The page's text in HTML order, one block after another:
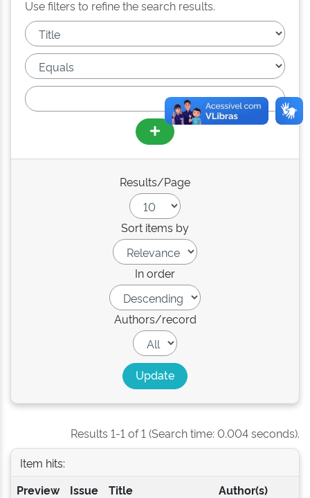
Use filters to refine the search results.
Results/Page
Sort items by
In order
Authors/record
Results 1-1 of 1 (Search time: 0.004 seconds).
Item hits:
Preview
Issue
Title Author(s)